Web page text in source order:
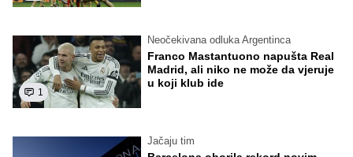
1
Neočekivana odluka Argentinca
Franco Mastantuono napušta Real
Madrid, ali niko ne može da vjeruje
u koji klub ide
Jačaju tim